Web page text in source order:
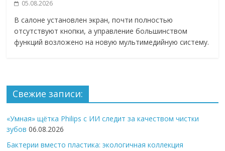
05.08.2026
В салоне установлен экран, почти полностью
отсутствуют кнопки, а управление большинством
функций возложено на новую мультимедийную систему.
Свежие записи:
«Умная» щётка Philips с ИИ следит за качеством чистки
зубов 06.08.2026
Бактерии вместо пластика: экологичная коллекция